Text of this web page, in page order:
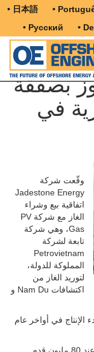
• 日本語 •
• Русский
•
بصفقة
في
وقّعت شركة
Jadestone Energy
اتفاقية بيع وشراء
الغاز مع شركة PV
Gas، وهي شركة
تابعة لشركة
Petrovietnam
المملوكة للدولة،
لتوريد الغاز من
اكتشافات Nam Du و
الإنتاج في أواخر عام